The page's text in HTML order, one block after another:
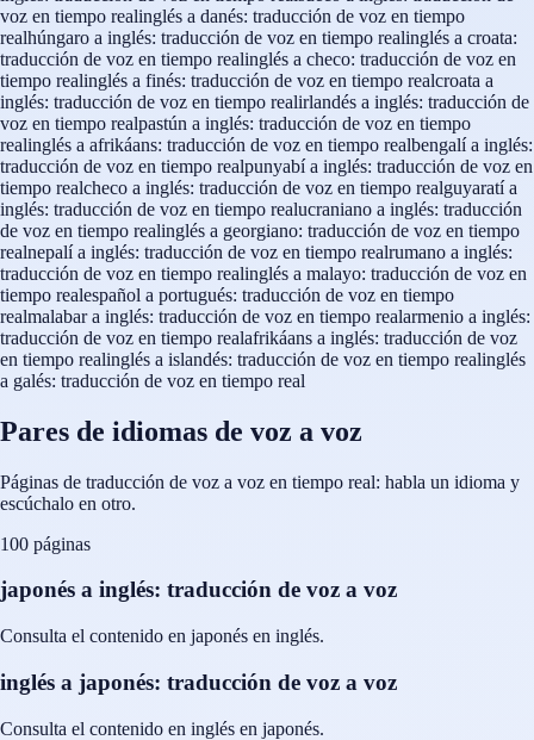
voz en tiempo realinglés a danés: traducción de voz en tiempo
realhúngaro a inglés: traducción de voz en tiempo realinglés a croata:
traducción de voz en tiempo realinglés a checo: traducción de voz en
tiempo realinglés a finés: traducción de voz en tiempo realcroata a
inglés: traducción de voz en tiempo realirlandés a inglés: traducción de
voz en tiempo realpastún a inglés: traducción de voz en tiempo
realinglés a afrikáans: traducción de voz en tiempo realbengalí a inglés:
traducción de voz en tiempo realpunyabí a inglés: traducción de voz en
tiempo realcheco a inglés: traducción de voz en tiempo realguyaratí a
inglés: traducción de voz en tiempo realucraniano a inglés: traducción
de voz en tiempo realinglés a georgiano: traducción de voz en tiempo
realnepalí a inglés: traducción de voz en tiempo realrumano a inglés:
traducción de voz en tiempo realinglés a malayo: traducción de voz en
tiempo realespañol a portugués: traducción de voz en tiempo
realmalabar a inglés: traducción de voz en tiempo realarmenio a inglés:
traducción de voz en tiempo realafrikáans a inglés: traducción de voz
en tiempo realinglés a islandés: traducción de voz en tiempo realinglés
a galés: traducción de voz en tiempo real
Pares de idiomas de voz a voz
Páginas de traducción de voz a voz en tiempo real: habla un idioma y
escúchalo en otro.
100 páginas
japonés a inglés: traducción de voz a voz
Consulta el contenido en japonés en inglés.
inglés a japonés: traducción de voz a voz
Consulta el contenido en inglés en japonés.